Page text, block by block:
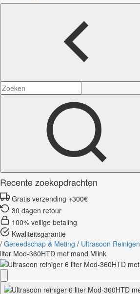
Recente zoekopdrachten
Gratis verzending +300€
30 dagen retour
100% veilige betaling
Kwaliteitsgarantie
/ Gereedschap & Meting / Ultrasoon Reinigen
liter Mod-360HTD met mand Mlink